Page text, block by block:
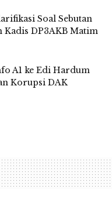
Soal Sebutan
Kadis DP3AKB Matim
A1 ke Edi Hardum
Korupsi DAK